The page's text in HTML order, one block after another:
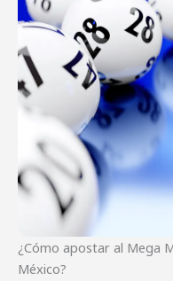
¿Cómo apostar al Mega
México?